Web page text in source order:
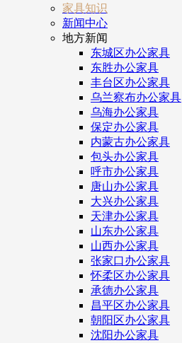
家具知识
新闻中心
地方新闻
东城区办公家具
东胜办公家具
丰台区办公家具
乌兰察布办公家具
乌海办公家具
保定办公家具
内蒙古办公家具
包头办公家具
呼市办公家具
唐山办公家具
大兴办公家具
天津办公家具
山东办公家具
山西办公家具
张家口办公家具
怀柔区办公家具
承德办公家具
昌平区办公家具
朝阳区办公家具
沈阳办公家具